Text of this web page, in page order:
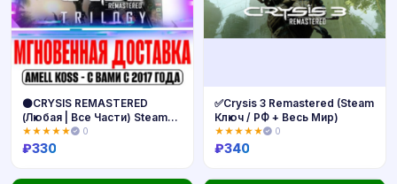
⚫CRYSIS REMASTERED
(Любая | Все Части) Steam
Key РФ+Мир
★★★★★ 0
₽330
✅Crysis 3 Remastered (Steam
Ключ / РФ + Весь Мир)
★★★★★ 0
₽340